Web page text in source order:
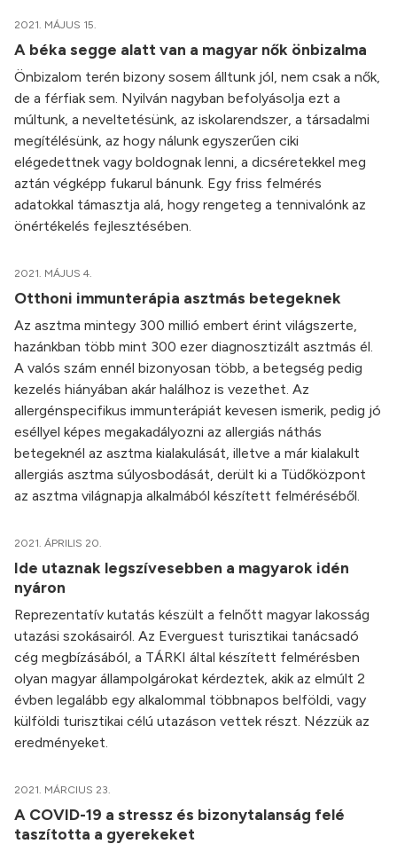
2021. MÁJUS 15.
A béka segge alatt van a magyar nők önbizalma
Önbizalom terén bizony sosem álltunk jól, nem csak a nők,
de a férfiak sem. Nyilván nagyban befolyásolja ezt a
múltunk, a neveltetésünk, az iskolarendszer, a társadalmi
megítélésünk, az hogy nálunk egyszerűen ciki
elégedettnek vagy boldognak lenni, a dicséretekkel meg
aztán végképp fukarul bánunk. Egy friss felmérés
adatokkal támasztja alá, hogy rengeteg a tennivalónk az
önértékelés fejlesztésében.
2021. MÁJUS 4.
Otthoni immunterápia asztmás betegeknek
Az asztma mintegy 300 millió embert érint világszerte,
hazánkban több mint 300 ezer diagnosztizált asztmás él.
A valós szám ennél bizonyosan több, a betegség pedig
kezelés hiányában akár halálhoz is vezethet. Az
allergénspecifikus immunterápiát kevesen ismerik, pedig jó
eséllyel képes megakadályozni az allergiás náthás
betegeknél az asztma kialakulását, illetve a már kialakult
allergiás asztma súlyosbodását, derült ki a Tüdőközpont
az asztma világnapja alkalmából készített felméréséből.
2021. ÁPRILIS 20.
Ide utaznak legszívesebben a magyarok idén
nyáron
Reprezentatív kutatás készült a felnőtt magyar lakosság
utazási szokásairól. Az Everguest turisztikai tanácsadó
cég megbízásából, a TÁRKI által készített felmérésben
olyan magyar állampolgárokat kérdeztek, akik az elmúlt 2
évben legalább egy alkalommal többnapos belföldi, vagy
külföldi turisztikai célú utazáson vettek részt. Nézzük az
eredményeket.
2021. MÁRCIUS 23.
A COVID-19 a stressz és bizonytalanság felé
taszította a gyerekeket